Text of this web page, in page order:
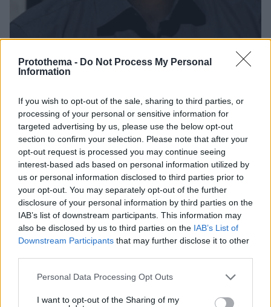
Protothema - Do Not Process My Personal
Information
If you wish to opt-out of the sale, sharing to third parties, or
processing of your personal or sensitive information for
targeted advertising by us, please use the below opt-out
section to confirm your selection. Please note that after your
opt-out request is processed you may continue seeing
interest-based ads based on personal information utilized by
us or personal information disclosed to third parties prior to
your opt-out. You may separately opt-out of the further
disclosure of your personal information by third parties on the
IAB’s list of downstream participants. This information may
also be disclosed by us to third parties on the IAB’s List of
Downstream Participants that may further disclose it to other
Please note that this website/app uses one or more Google
not limited to your visit or usage behaviour. You may click to
Personal Data Processing Opt Outs
I want to opt-out of the Sharing of my
μπορεί να είναι αντικείμενο φημών ή σεναρίων
που παρουσιάζονται ως πραγματικά γεγονότα